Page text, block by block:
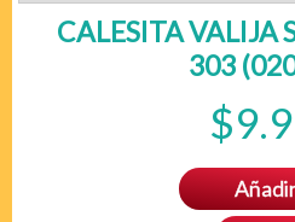
CALESITA VALIJA
303